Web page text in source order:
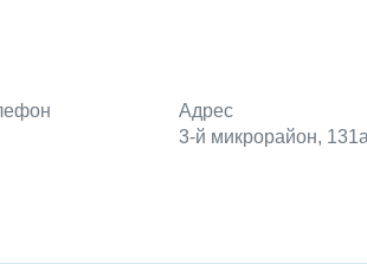
Адрес
3-й микрорайон,